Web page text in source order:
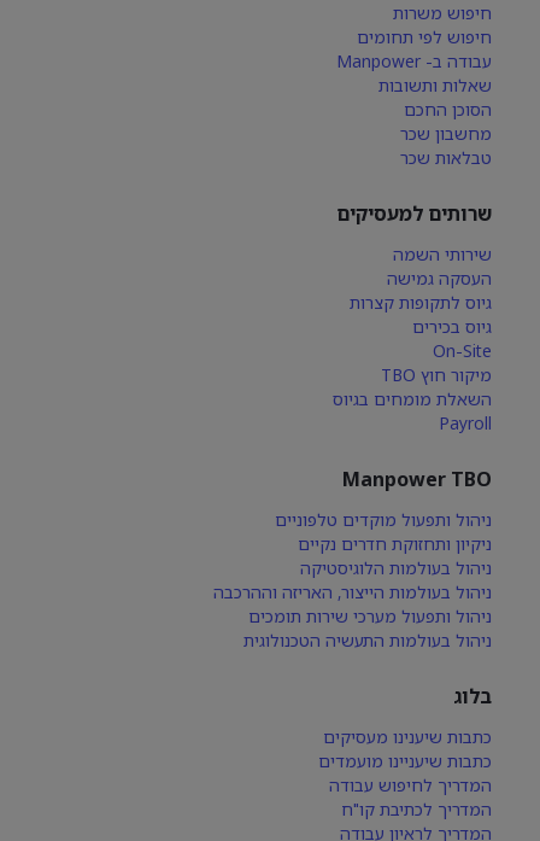
חיפוש משרות
חיפוש לפי תחומים
עבודה ב- Manpower
שאלות ותשובות
הסוכן החכם
מחשבון שכר
טבלאות שכר
שרותים למעסיקים
שירותי השמה
העסקה גמישה
גיוס לתקופות קצרות
גיוס בכירים
On-Site
מיקור חוץ TBO
השאלת מומחים בגיוס
Payroll
Manpower TBO
ניהול ותפעול מוקדים טלפוניים
ניקיון ותחזוקת חדרים נקיים
ניהול בעולמות הלוגיסטיקה
ניהול בעולמות הייצור, האריזה וההרכבה
ניהול ותפעול מערכי שירות תומכים
ניהול בעולמות התעשיה הטכנולוגית
בלוג
כתבות שיענינו מעסיקים
כתבות שיעניינו מועמדים
המדריך לחיפוש עבודה
המדריך לכתיבת קו"ח
המדריך לראיון עבודה